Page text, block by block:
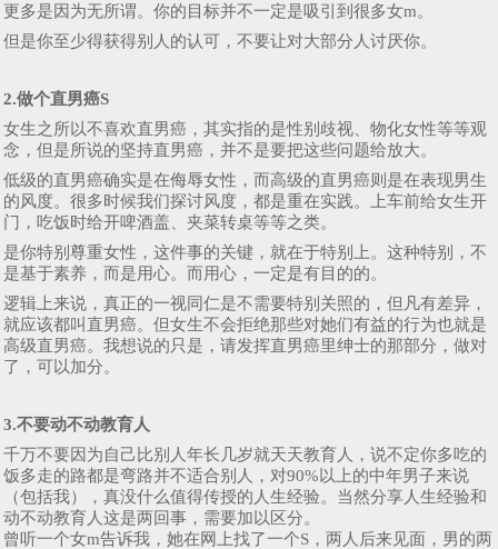
更多是因为无所谓。你的目标并不一定是吸引到很多女m。
但是你至少得获得别人的认可，不要让对大部分人讨厌你。
2.做个直男癌S
女生之所以不喜欢直男癌，其实指的是性别歧视、物化女性等等观
念，但是所说的坚持直男癌，并不是要把这些问题给放大。
低级的直男癌确实是在侮辱女性，而高级的直男癌则是在表现男生
的风度。很多时候我们探讨风度，都是重在实践。上车前给女生开
门，吃饭时给开啤酒盖、夹菜转桌等等之类。
是你特别尊重女性，这件事的关键，就在于特别上。这种特别，不
是基于素养，而是用心。而用心，一定是有目的的。
逻辑上来说，真正的一视同仁是不需要特别关照的，但凡有差异，
就应该都叫直男癌。但女生不会拒绝那些对她们有益的行为也就是
高级直男癌。我想说的只是，请发挥直男癌里绅士的那部分，做对
了，可以加分。
3.不要动不动教育人
千万不要因为自己比别人年长几岁就天天教育人，说不定你多吃的
饭多走的路都是弯路并不适合别人，对90%以上的中年男子来说
（包括我），真没什么值得传授的人生经验。当然分享人生经验和
动不动教育人这是两回事，需要加以区分。
曾听一个女m告诉我，她在网上找了一个S，两人后来见面，男的两